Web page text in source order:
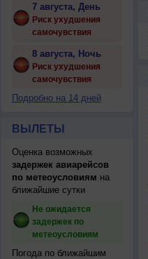
7 августа, День
Риск ухудшения
самочувствия
8 августа, Ночь
Риск ухудшения
самочувствия
Подробно на 14 дней
ВЫЛЕТЫ
Оценка возможных
задержек авиарейсов
по метеоусловиям на
ближайшие сутки
Не ожидается
задержек по
метеоусловиям
Погода по ближайшим